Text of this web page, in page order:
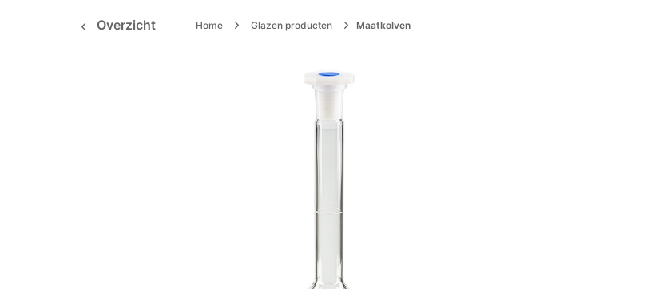
Overzicht Home Glazen producten Maatkolven